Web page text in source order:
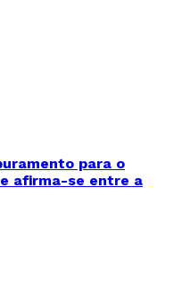
para o
afirma-se entre a